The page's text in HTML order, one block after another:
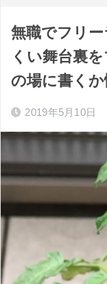
無職でフリ
くい舞台裏
の場に書くか
2019年5月10日